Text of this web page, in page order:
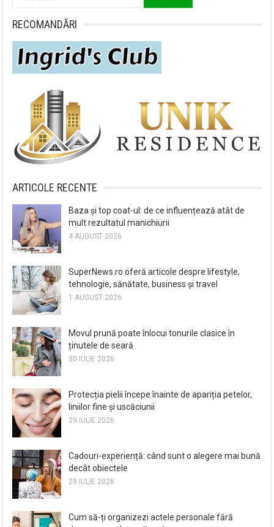
după:
RECOMANDĂRI
ARTICOLE RECENTE
Baza și top coat-ul: de ce influențează atât de
mult rezultatul manichiurii
4 AUGUST 2026
SuperNews.ro oferă articole despre lifestyle,
tehnologie, sănătate, business și travel
1 AUGUST 2026
Movul prună poate înlocui tonurile clasice în
ținutele de seară
30 IULIE 2026
Protecția pielii începe înainte de apariția petelor,
liniilor fine și uscăciunii
29 IULIE 2026
Cadouri-experiență: când sunt o alegere mai bună
decât obiectele
29 IULIE 2026
Cum să-ți organizezi actele personale fără